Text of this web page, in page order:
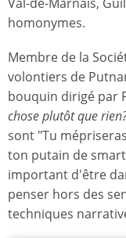
homonymes.
Membre de la
volontiers de
bouquin dirigé par
chose plutôt que
sont "Tu
ton putain de
important d'être
penser hors des
techniques